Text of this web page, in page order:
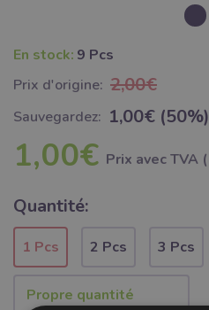
En stock: 9 Pcs
Prix ​​d'origine: 2,00€
Sauvegardez: 1,00€ (50%)
1,00€ Prix ​​avec TVA
Quantité:
1 Pcs 2 Pcs 3 Pcs